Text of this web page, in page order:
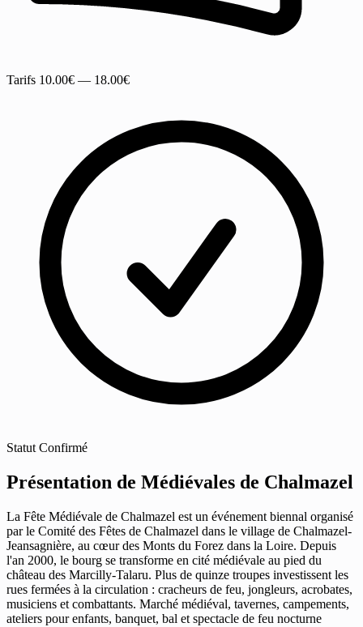
Tarifs 10.00€ — 18.00€
Statut Confirmé
Présentation de Médiévales de Chalmazel
La Fête Médiévale de Chalmazel est un événement biennal organisé
par le Comité des Fêtes de Chalmazel dans le village de Chalmazel-
Jeansagnière, au cœur des Monts du Forez dans la Loire. Depuis
l'an 2000, le bourg se transforme en cité médiévale au pied du
château des Marcilly-Talaru. Plus de quinze troupes investissent les
rues fermées à la circulation : cracheurs de feu, jongleurs, acrobates,
musiciens et combattants. Marché médiéval, tavernes, campements,
ateliers pour enfants, banquet, bal et spectacle de feu nocturne